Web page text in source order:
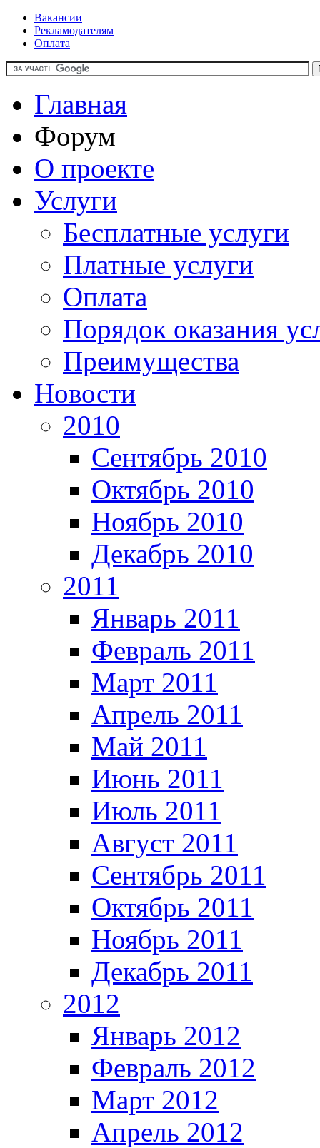
Вакансии
Рекламодателям
Оплата
Главная
Форум
О проекте
Услуги
Бесплатные услуги
Платные услуги
Оплата
Порядок оказания
Преимущества
Новости
2010
Сентябрь 2010
Октябрь 2010
Ноябрь 2010
Декабрь 2010
2011
Январь 2011
Февраль 2011
Март 2011
Апрель 2011
Май 2011
Июнь 2011
Июль 2011
Август 2011
Сентябрь 2011
Октябрь 2011
Ноябрь 2011
Декабрь 2011
2012
Январь 2012
Февраль 2012
Март 2012
Апрель 2012